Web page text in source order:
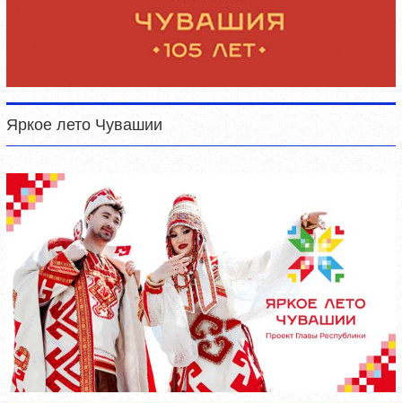
Яркое лето Чувашии